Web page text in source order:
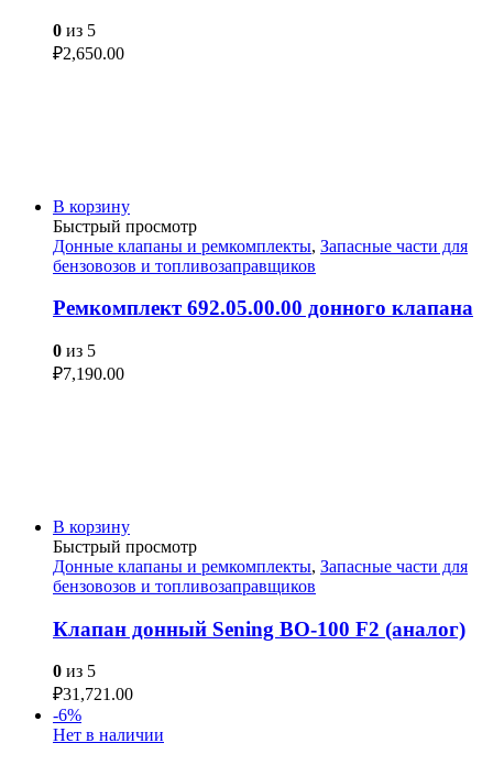
0 из 5
₽2,650.00
В корзину
Быстрый просмотр
Донные клапаны и ремкомплекты, Запасные части для
бензовозов и топливозаправщиков
Ремкомплект 692.05.00.00 донного клапана
0 из 5
₽7,190.00
В корзину
Быстрый просмотр
Донные клапаны и ремкомплекты, Запасные части для
бензовозов и топливозаправщиков
Клапан донный Sening BO-100 F2 (аналог)
0 из 5
₽31,721.00
-6%
Нет в наличии